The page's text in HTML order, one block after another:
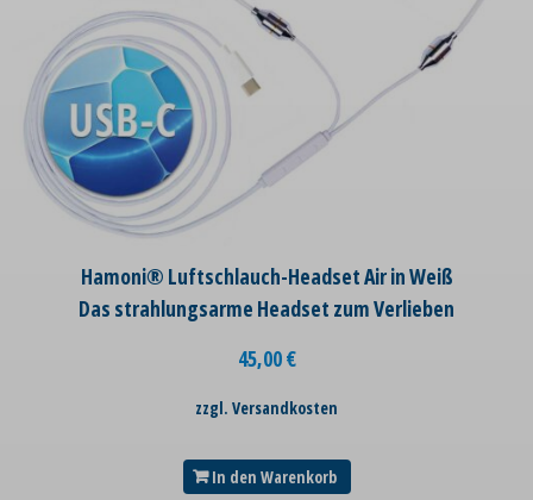
Hamoni® Luftschlauch-Headset Air in Weiß
Das strahlungsarme Headset zum Verlieben
45,00€
zzgl. Versandkosten
In den Warenkorb